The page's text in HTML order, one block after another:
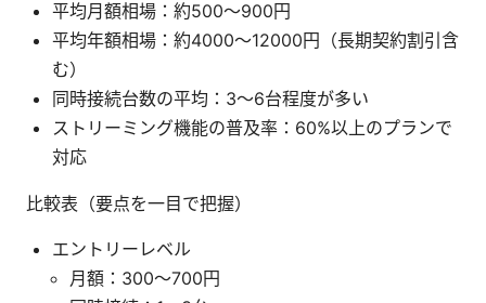
平均月額相場：約500〜900円
平均年額相場：約4000〜12000円（長期契約割引含
む）
同時接続台数の平均：3〜6台程度が多い
ストリーミング機能の普及率：60%以上のプランで
対応
比較表（要点を一目で把握）
エントリーレベル
月額：300〜700円